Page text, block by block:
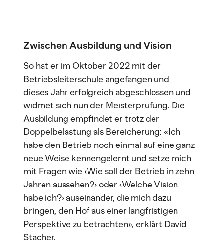
Zwischen Ausbildung und Vision
So hat er im Oktober 2022 mit der
Betriebsleiterschule angefangen und
dieses Jahr erfolgreich abgeschlossen und
widmet sich nun der Meisterprüfung. Die
Ausbildung empfindet er trotz der
Doppelbelastung als Bereicherung: «Ich
habe den Betrieb noch einmal auf eine ganz
neue Weise kennengelernt und setze mich
mit Fragen wie ‹Wie soll der Betrieb in zehn
Jahren aussehen?› oder ‹Welche Vision
habe ich?› auseinander, die mich dazu
bringen, den Hof aus einer langfristigen
Perspektive zu betrachten», erklärt David
Stacher.